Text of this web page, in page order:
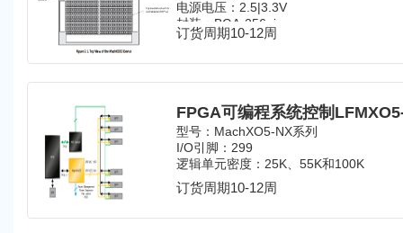
电源电压：2.5|3.3V
封装：BGA-256pin
订货周期10-12周
型号：MachXO5-NX系列
I/O引脚：299
逻辑单元密度：25K、55K和100K
订货周期10-12周